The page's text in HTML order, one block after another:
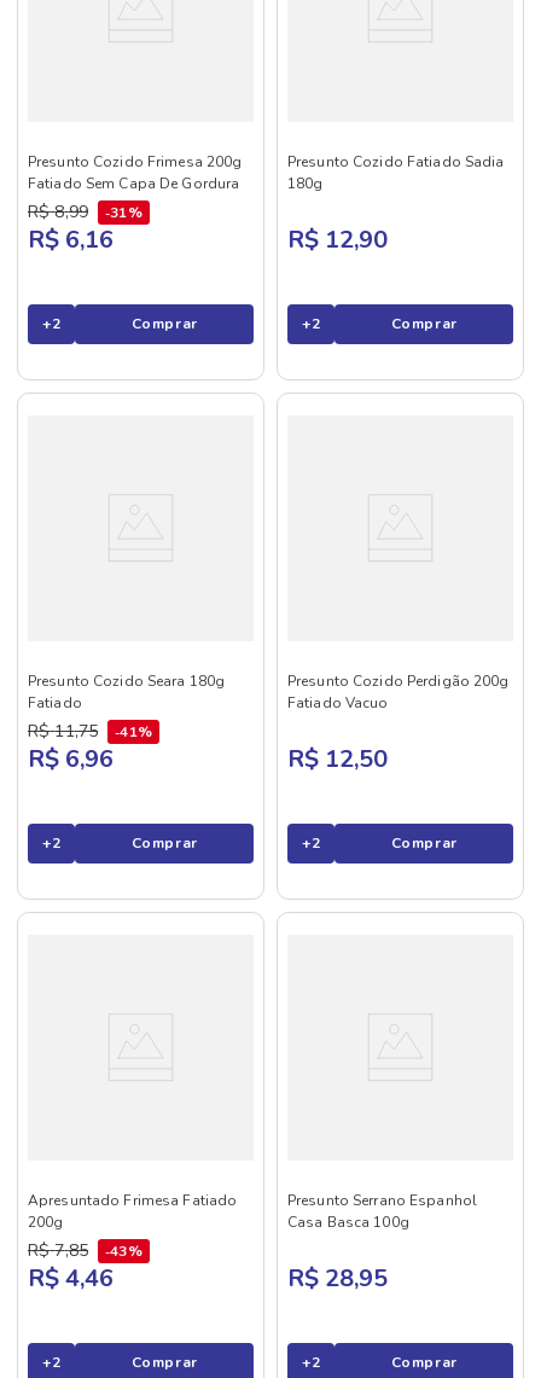
Presunto Cozido Frimesa 200g
Fatiado Sem Capa De Gordura
R$ 8,99 31%
R$ 6,16
+2 Comprar
Presunto Cozido Fatiado Sadia
180g
R$ 12,90
+2 Comprar
Presunto Cozido Seara 180g
Fatiado
R$ 11,75 41%
R$ 6,96
+2 Comprar
Presunto Cozido Perdigão 200g
Fatiado Vacuo
R$ 12,50
+2 Comprar
Apresuntado Frimesa Fatiado
200g
R$ 7,85 43%
R$ 4,46
+2 Comprar
Presunto Serrano Espanhol
Casa Basca 100g
R$ 28,95
+2 Comprar